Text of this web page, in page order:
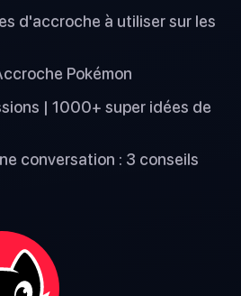
d'accroche à utiliser sur les
Pokémon
| 1000+ super idées de
conversation : 3 conseils